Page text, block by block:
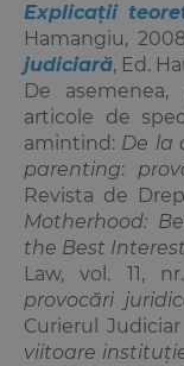
Explicații
Hamangiu,
judiciară, Ed.
De
articole de
amintind: De la
parenting:
Revista de
Motherhood:
the Best
Law, vol. 11,
provocări
Curierul
viitoare